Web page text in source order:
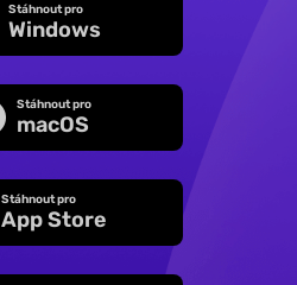
Stáhnout pro
Windows
Stáhnout pro
macOS
Stáhnout pro
App Store